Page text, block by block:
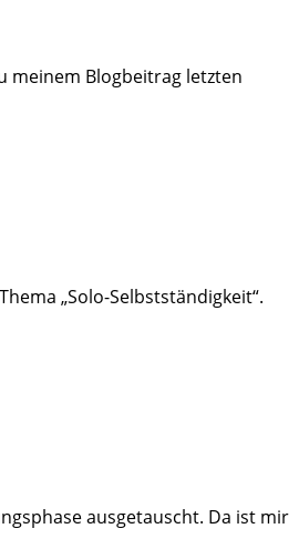
meinem Blogbeitrag letzten
„Solo-Selbstständigkeit“.
ausgetauscht. Da ist mir